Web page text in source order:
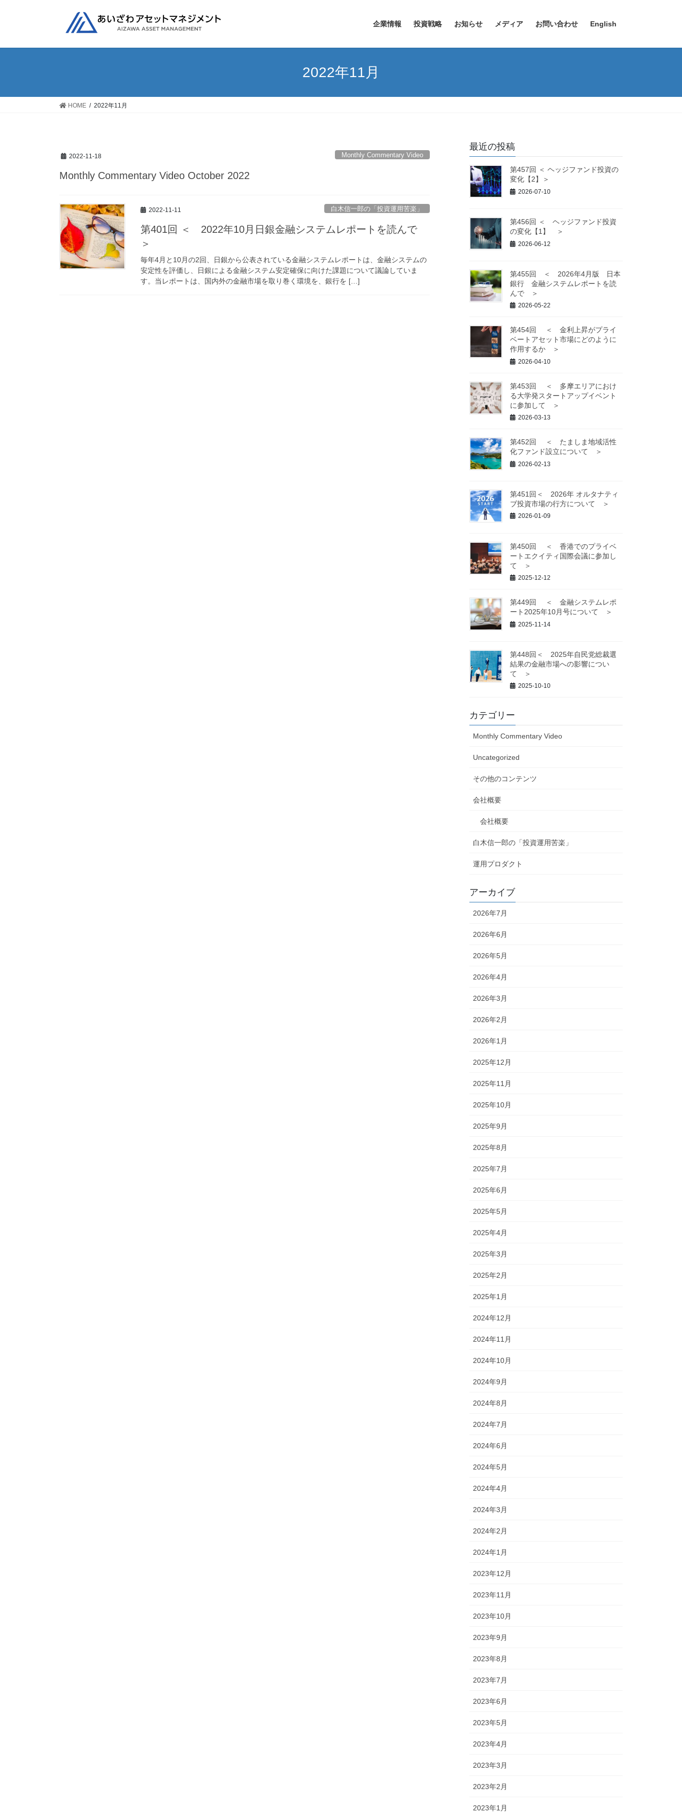
企業情報 投資戦略 お知らせ メディア お問い合わせ English
2022年11月
HOME 2022年11月
2022-11-18 Monthly Commentary Video
Monthly Commentary Video October 2022
2022-11-11 白木信一郎の「投資運用苦楽」
第401回 ＜ 2022年10月日銀金融システムレポートを読んで
＞
毎年4月と10月の2回、日銀から公表されている金融システムレポートは、金融システムの
安定性を評価し、日銀による金融システム安定確保に向けた課題について議論していま
す。当レポートは、国内外の金融市場を取り巻く環境を、銀行を […]
最近の投稿
第457回 ＜ ヘッジファンド投資の
変化【2】＞
2026-07-10
第456回 ＜ ヘッジファンド投資
の変化【1】 ＞
2026-06-12
第455回 ＜ 2026年4月版 日本
銀行 金融システムレポートを読
んで ＞
2026-05-22
第454回 ＜ 金利上昇がプライ
ベートアセット市場にどのように
作用するか ＞
2026-04-10
第453回 ＜ 多摩エリアにおけ
る大学発スタートアップイベント
に参加して ＞
2026-03-13
第452回 ＜ たましま地域活性
化ファンド設立について ＞
2026-02-13
第451回＜ 2026年 オルタナティ
ブ投資市場の行方について ＞
2026-01-09
第450回 ＜ 香港でのプライベ
ートエクイティ国際会議に参加し
て ＞
2025-12-12
第449回 ＜ 金融システムレポ
ート2025年10月号について ＞
2025-11-14
第448回＜ 2025年自民党総裁選
結果の金融市場への影響につい
て ＞
2025-10-10
カテゴリー
Monthly Commentary Video
Uncategorized
その他のコンテンツ
会社概要
会社概要
白木信一郎の「投資運用苦楽」
運用プロダクト
アーカイブ
2026年7月
2026年6月
2026年5月
2026年4月
2026年3月
2026年2月
2026年1月
2025年12月
2025年11月
2025年10月
2025年9月
2025年8月
2025年7月
2025年6月
2025年5月
2025年4月
2025年3月
2025年2月
2025年1月
2024年12月
2024年11月
2024年10月
2024年9月
2024年8月
2024年7月
2024年6月
2024年5月
2024年4月
2024年3月
2024年2月
2024年1月
2023年12月
2023年11月
2023年10月
2023年9月
2023年8月
2023年7月
2023年6月
2023年5月
2023年4月
2023年3月
2023年2月
2023年1月